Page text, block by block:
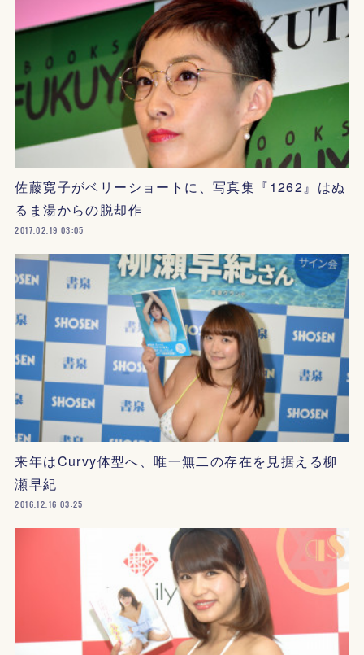
佐藤寛子がベリーショートに、写真集『1262』はぬ
るま湯からの脱却作
2017.02.19 03:05
来年はCurvy体型へ、唯一無二の存在を見据える柳
瀬早紀
2016.12.16 03:25